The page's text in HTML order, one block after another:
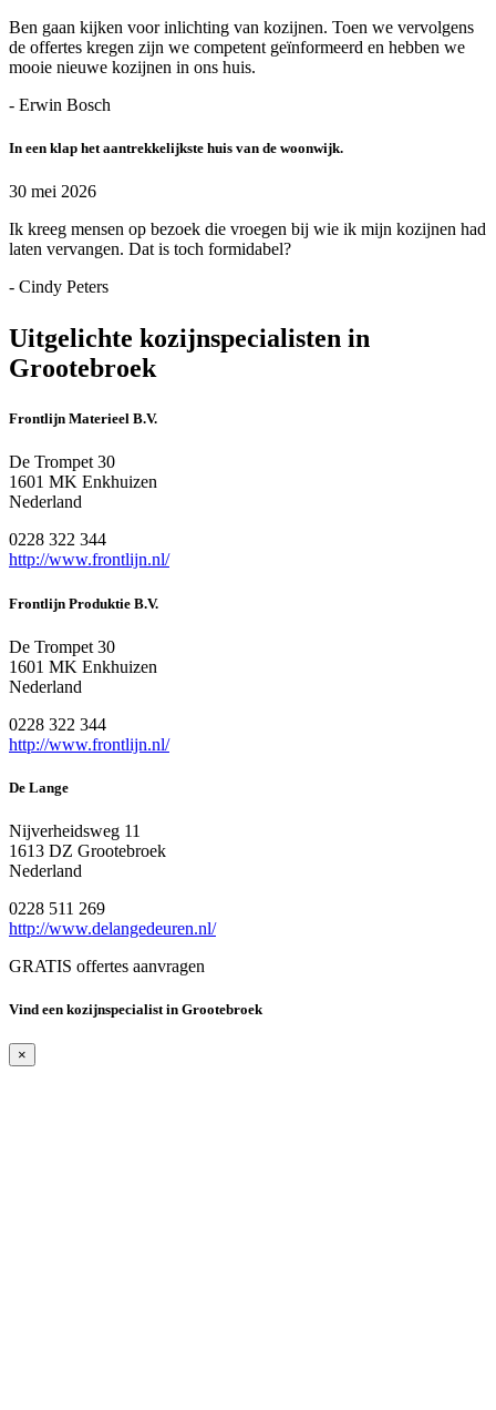
Ben gaan kijken voor inlichting van kozijnen. Toen we vervolgens
de offertes kregen zijn we competent geïnformeerd en hebben we
mooie nieuwe kozijnen in ons huis.
- Erwin Bosch
In een klap het aantrekkelijkste huis van de woonwijk.
30 mei 2026
Ik kreeg mensen op bezoek die vroegen bij wie ik mijn kozijnen had
laten vervangen. Dat is toch formidabel?
- Cindy Peters
Uitgelichte kozijnspecialisten in
Grootebroek
Frontlijn Materieel B.V.
De Trompet 30
1601 MK Enkhuizen
Nederland
0228 322 344
http://www.frontlijn.nl/
Frontlijn Produktie B.V.
De Trompet 30
1601 MK Enkhuizen
Nederland
0228 322 344
http://www.frontlijn.nl/
De Lange
Nijverheidsweg 11
1613 DZ Grootebroek
Nederland
0228 511 269
http://www.delangedeuren.nl/
GRATIS offertes aanvragen
Vind een kozijnspecialist in Grootebroek
×